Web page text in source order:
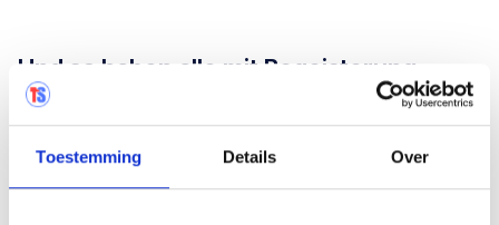
Toestemming Details Over
Und so haben alle mit Begeisterung
mitgemacht...
es jedoch einige Widerstände. Die Leute waren es nicht
gewohnt, Tests mit einem Tool durchzuführen und zu